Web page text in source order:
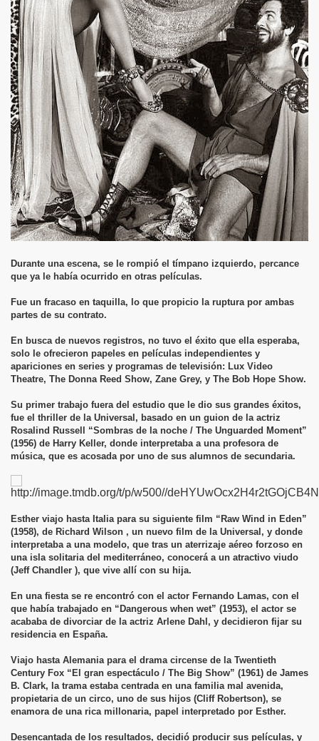
Durante una escena, se le rompió el tímpano izquierdo, percance
que ya le había ocurrido en otras películas.
Fue un fracaso en taquilla, lo que propicio la ruptura por ambas
partes de su contrato.
En busca de nuevos registros, no tuvo el éxito que ella esperaba,
solo le ofrecieron papeles en películas independientes y
apariciones en series y programas de televisión: Lux Video
Theatre, The Donna Reed Show, Zane Grey, y The Bob Hope Show.
Su primer trabajo fuera del estudio que le dio sus grandes éxitos,
fue el thriller de la Universal, basado en un guion de la actriz
Rosalind Russell “Sombras de la noche / The Unguarded Moment”
(1956) de Harry Keller, donde interpretaba a una profesora de
música, que es acosada por uno de sus alumnos de secundaria.
Esther viajo hasta Italia para su siguiente film “Raw Wind in Eden”
(1958), de Richard Wilson , un nuevo film de la Universal, y donde
interpretaba a una modelo, que tras un aterrizaje aéreo forzoso en
una isla solitaria del mediterráneo, conocerá a un atractivo viudo
(Jeff Chandler ), que vive allí con su hija.
En una fiesta se re encontró con el actor Fernando Lamas, con el
que había trabajado en “Dangerous when wet” (1953), el actor se
acababa de divorciar de la actriz Arlene Dahl, y decidieron fijar su
residencia en España.
Viajo hasta Alemania para el drama circense de la Twentieth
Century Fox “El gran espectáculo / The Big Show” (1961) de James
B. Clark, la trama estaba centrada en una familia mal avenida,
propietaria de un circo, uno de sus hijos (Cliff Robertson), se
enamora de una rica millonaria, papel interpretado por Esther.
Desencantada de los resultados, decidió producir sus películas, y